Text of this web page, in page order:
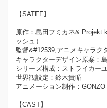
【SATFF】
原作：島田フミカネ& Projekt
ッシュ）
監督&#12539;アニメキャラク
キャラクターデザイン原案：
シリーズ構成：ストライカー
世界観設定：鈴木貴昭
アニメーション制作：GONZO
【CAST】